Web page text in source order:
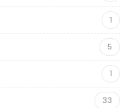
1
5
1
33